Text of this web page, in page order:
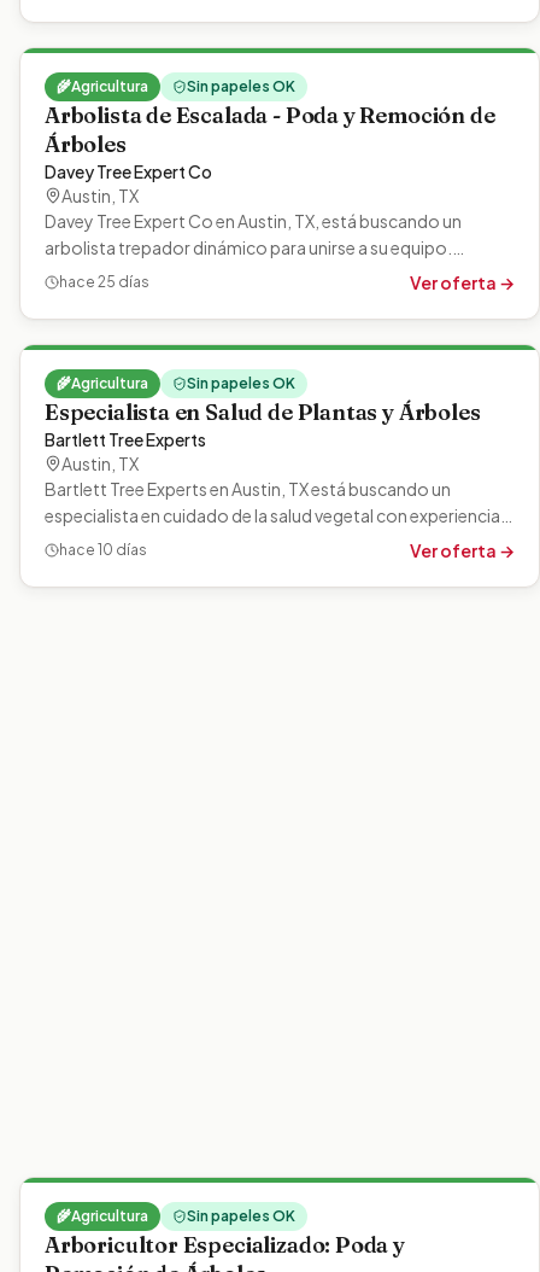
🌾Agricultura Sin papeles OK
Arbolista de Escalada - Poda y Remoción de
Árboles
Davey Tree Expert Co
Austin TX
Davey Tree Expert Co en Austin, TX, está buscando un
arbolista trepador dinámico para unirse a su equipo.
Treparás a los árboles,…
hace 25 días Ver oferta →
🌾Agricultura Sin papeles OK
Especialista en Salud de Plantas y Árboles
Bartlett Tree Experts
Austin TX
Bartlett Tree Experts en Austin, TX está buscando un
especialista en cuidado de la salud vegetal con experiencia
para monitorear y…
hace 10 días Ver oferta →
🌾Agricultura Sin papeles OK
Arboricultor Especializado: Poda y